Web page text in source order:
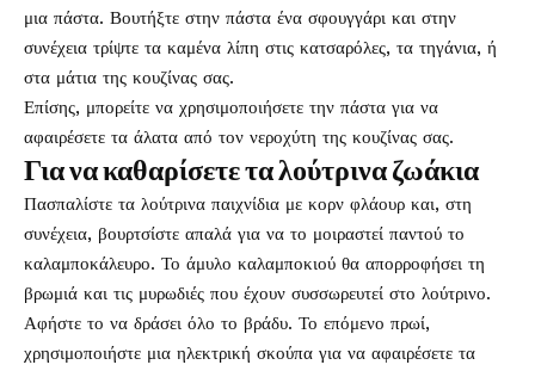
μια πάστα. Βουτήξτε στην πάστα ένα σφουγγάρι και στην
συνέχεια τρίψτε τα καμένα λίπη στις κατσαρόλες, τα τηγάνια, ή
στα μάτια της κουζίνας σας.
Επίσης, μπορείτε να χρησιμοποιήσετε την πάστα για να
αφαιρέσετε τα άλατα από τον νεροχύτη της κουζίνας σας.
Για να καθαρίσετε τα λούτρινα ζωάκια
Πασπαλίστε τα λούτρινα παιχνίδια με κορν φλάουρ και, στη
συνέχεια, βουρτσίστε απαλά για να το μοιραστεί παντού το
καλαμποκάλευρο. Το άμυλο καλαμποκιού θα απορροφήσει τη
βρωμιά και τις μυρωδιές που έχουν συσσωρευτεί στο λούτρινο.
Αφήστε το να δράσει όλο το βράδυ. Το επόμενο πρωί,
χρησιμοποιήστε μια ηλεκτρική σκούπα για να αφαιρέσετε τα